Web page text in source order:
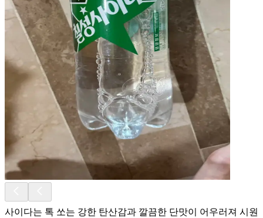
사이다는 톡 쏘는 강한 탄산감과 깔끔한 단맛이 어우러져 시원